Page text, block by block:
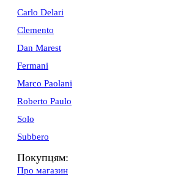
Carlo Delari
Clemento
Dan Marest
Fermani
Marco Paolani
Roberto Paulo
Solo
Subbero
Покупцям:
Про магазин